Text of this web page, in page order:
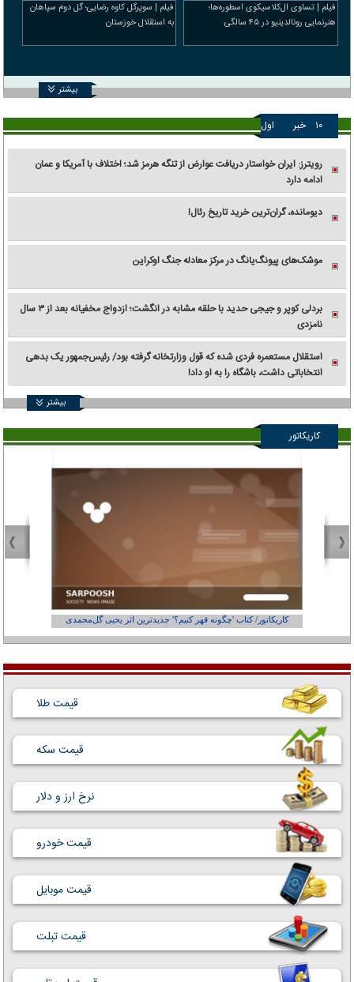
فیلم | تساوی ال‌کلاسیکوی اسطوره‌ها؛
هنرنمایی رونالدینیو در ۴۵ سالگی
فیلم | سوپرگل کاوه رضایی؛ گل دوم سپاهان
به استقلال خوزستان
بیشتر
۱۰ خبر اول
رویترز: ایران خواستار دریافت عوارض از تنگه هرمز شد؛ اختلاف با آمریکا و عمان
ادامه دارد
دیومانده، گران‌ترین خرید تاریخ رئال!
موشک‌های پیونگ‌یانگ در مرکز معادله جنگ اوکراین
بردلی کوپر و جیجی حدید با حلقه‌ مشابه در انگشت؛ ازدواج مخفیانه بعد از ۳ سال
نامزدی
استقلال مستعمره فردی شده که قول وزارتخانه گرفته بود/ رئیس‌جمهور یک بدهی
انتخاباتی داشت، باشگاه را به او داد!
بیشتر
کاریکاتور
کاریکاتور/ کتاب 'چگونه قهر کنیم؟' جدیدترین اثر یحیی گل‌محمدی
قیمت طلا
قیمت سکه
نرخ ارز و دلار
قیمت خودرو
قیمت موبایل
قیمت تبلت